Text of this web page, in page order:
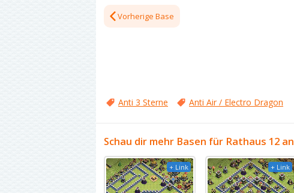
Vorherige Base
Anti 3 Sterne Anti Air / Electro Dragon
Schau dir mehr Basen für Rathaus 12 an
+ Link + Link